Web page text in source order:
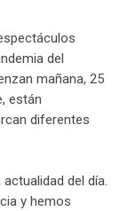
del
mañana, 25
están
diferentes
del día.
y hemos